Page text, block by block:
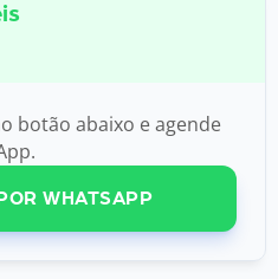
botão abaixo e agende
WHATSAPP